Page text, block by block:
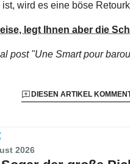
wird es eine böse
legt Ihnen aber die
post "Une Smart pour
DIESEN ARTIKEL
2026